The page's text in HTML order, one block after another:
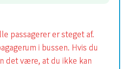
passagerer er steget af.
i bussen. Hvis du
det være, at du ikke kan